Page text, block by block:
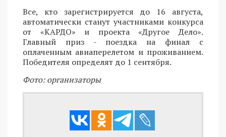
Все, кто зарегистрируется до 16 августа,
автоматически станут участниками конкурса
от «КАРДО» и проекта «Другое Дело».
Главный приз - поездка на финал с
оплаченным авиаперелетом и проживанием.
Победителя определят до 1 сентября.
Фото: организаторы